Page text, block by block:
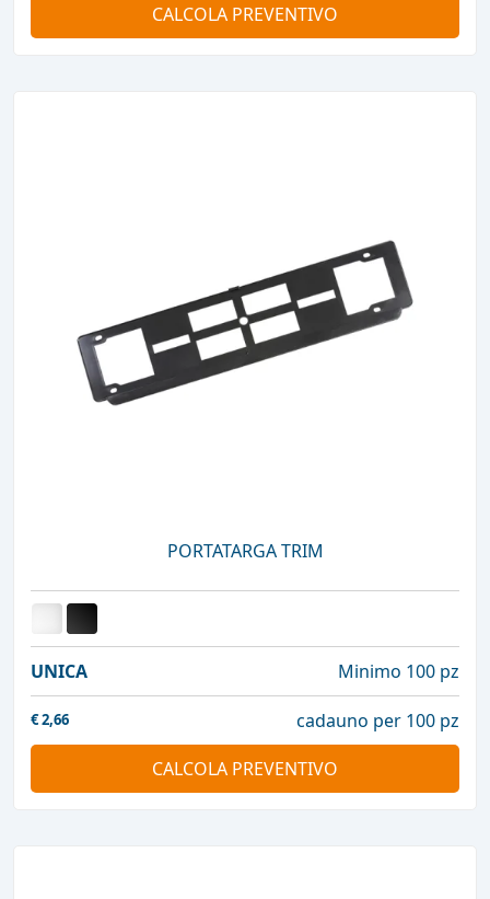
CALCOLA PREVENTIVO
PORTATARGA TRIM
UNICA Minimo 100 pz
€2,66
cadauno per 100 pz
CALCOLA PREVENTIVO